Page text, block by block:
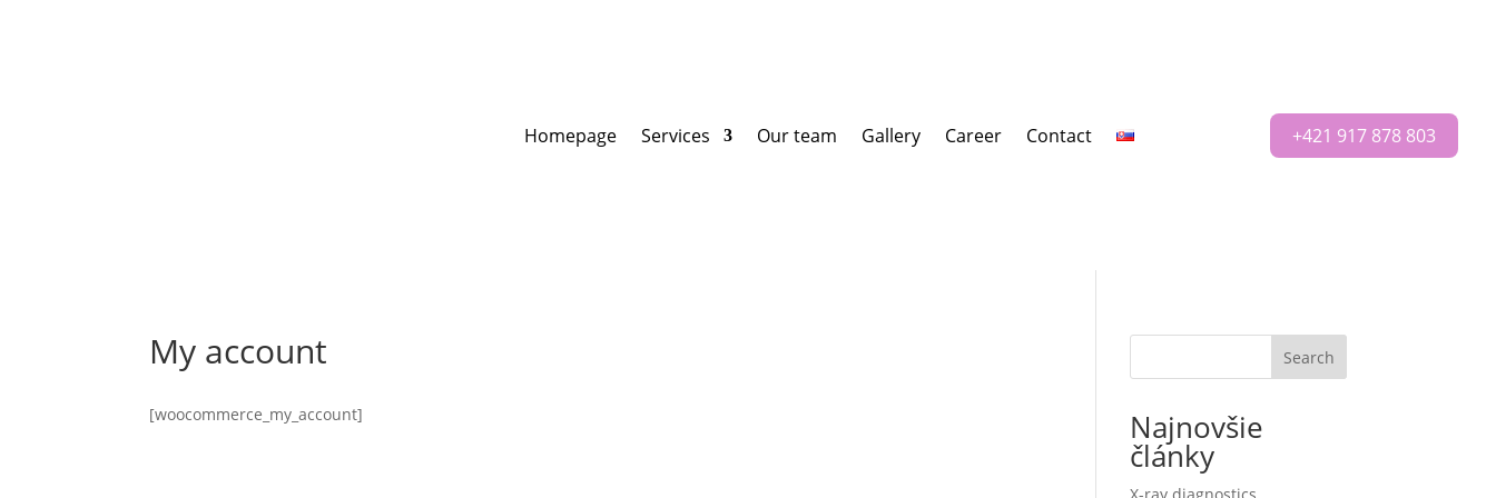
Homepage Services Our team Gallery Career Contact +421 917 878 803
My account
[woocommerce_my_account]
Search
Najnovšie
články